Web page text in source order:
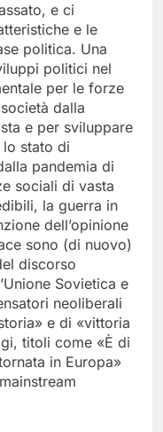
e ci
e le
politica. Una
politici nel
per le forze
dalla
e per sviluppare
lo stato di
pandemia di
sociali di vasta
la guerra in
dell’opinione
sono (di nuovo)
discorso
Sovietica e
neoliberali
e di «vittoria
titoli come «È di
in Europa»